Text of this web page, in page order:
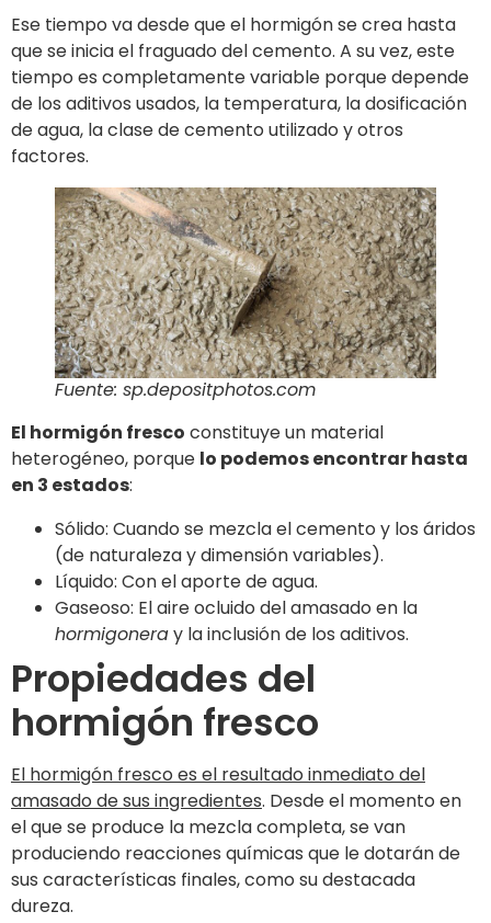
Ese tiempo va desde que el hormigón se crea hasta
que se inicia el fraguado del cemento. A su vez, este
tiempo es completamente variable porque depende
de los aditivos usados, la temperatura, la dosificación
de agua, la clase de cemento utilizado y otros
factores.
Fuente: sp.depositphotos.com
El hormigón fresco constituye un material
heterogéneo, porque lo podemos encontrar hasta
en 3 estados:
Sólido: Cuando se mezcla el cemento y los áridos
(de naturaleza y dimensión variables).
Líquido: Con el aporte de agua.
Gaseoso: El aire ocluido del amasado en la
hormigoneray la inclusión de los aditivos.
Propiedades del
hormigón fresco
El hormigón fresco es el resultado inmediato del
amasado de sus ingredientes. Desde el momento en
el que se produce la mezcla completa, se van
produciendo reacciones químicas que le dotarán de
sus características finales, como su destacada
dureza.